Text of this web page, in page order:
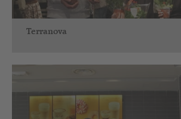
Terranova